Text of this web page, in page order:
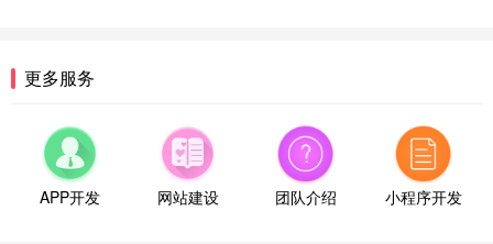
更多服务
APP开发 网站建设 团队介绍 小程序开发